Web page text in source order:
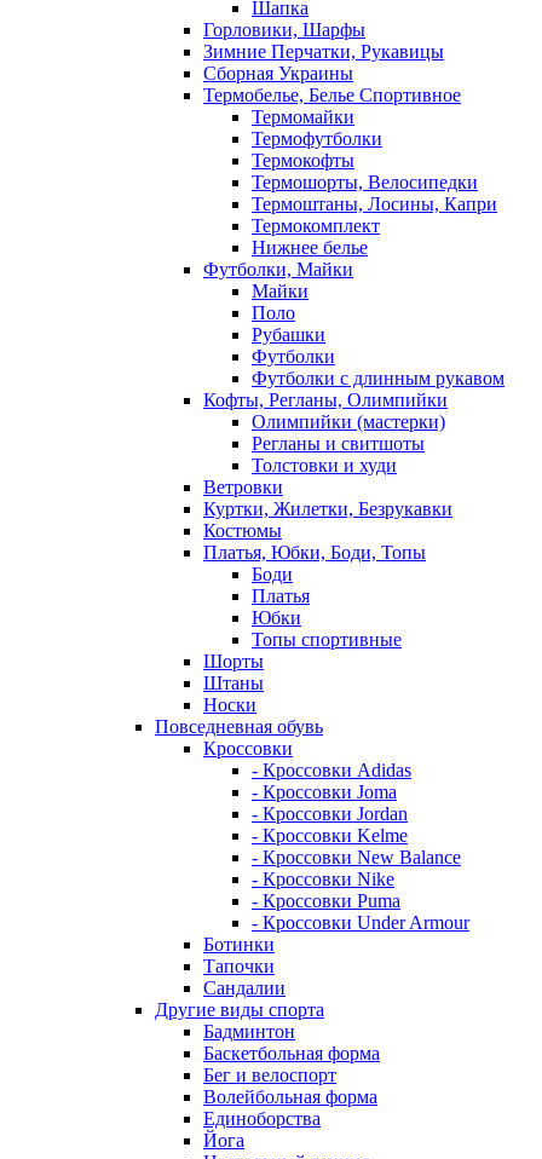
Шапка
Горловики, Шарфы
Зимние Перчатки, Рукавицы
Сборная Украины
Термобелье, Белье Спортивное
Термомайки
Термофутболки
Термокофты
Термошорты, Велосипедки
Термоштаны, Лосины, Капри
Термокомплект
Нижнее белье
Футболки, Майки
Майки
Поло
Рубашки
Футболки
Футболки с длинным рукавом
Кофты, Регланы, Олимпийки
Олимпийки (мастерки)
Регланы и свитшоты
Толстовки и худи
Ветровки
Куртки, Жилетки, Безрукавки
Костюмы
Платья, Юбки, Боди, Топы
Боди
Платья
Юбки
Топы спортивные
Шорты
Штаны
Носки
Повседневная обувь
Кроссовки
- Кроссовки Adidas
- Кроссовки Joma
- Кроссовки Jordan
- Кроссовки Kelme
- Кроссовки New Balance
- Кроссовки Nike
- Кроссовки Puma
- Кроссовки Under Armour
Ботинки
Тапочки
Сандалии
Другие виды спорта
Бадминтон
Баскетбольная форма
Бег и велоспорт
Волейбольная форма
Единоборства
Йога